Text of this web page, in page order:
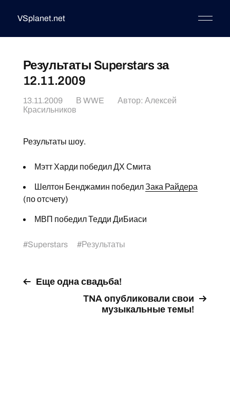
VSplanet.net
Результаты Superstars за
12.11.2009
13.11.2009 В WWE Автор: Алексей
Красильников
Результаты шоу.
Мэтт Харди победил ДХ Смита
Шелтон Бенджамин победилЗака Райдера
(по отсчету)
МВП победил Тедди ДиБиаси
#Superstars #Результаты
Еще одна свадьба!
TNA опубликовали свои
музыкальные темы!